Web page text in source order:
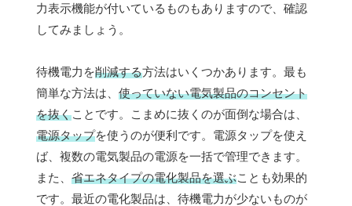
力表示機能が付いているものもありますので、確認
してみましょう。
待機電力を削減する方法はいくつかあります。最も
簡単な方法は、 使っていない電気製品のコンセント
を抜くことです。こまめに抜くのが面倒な場合は、
電源タップを使うのが便利です。電源タップを使え
ば、複数の電気製品の電源を一括で管理できます。
また、 省エネタイプの電化製品を選ぶことも効果的
です。最近の電化製品は、待機電力が少ないものが